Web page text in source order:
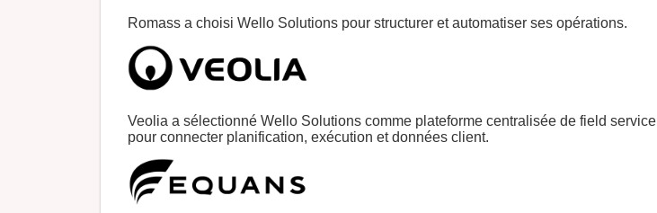
Romass a choisi Wello Solutions pour structurer et automatiser ses opérations.
Veolia a sélectionné Wello Solutions comme plateforme centralisée de field service
pour connecter planification, exécution et données client.